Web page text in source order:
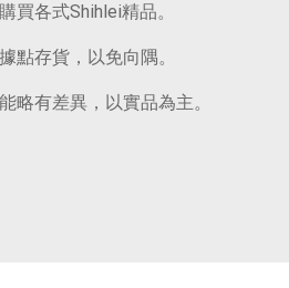
買各式Shihlei精品。
點存貨，以免向隅。
略有差異，以實品為主。